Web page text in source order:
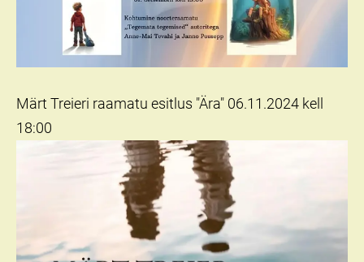
Märt Treieri raamatu esitlus "Ära" 06.11.2024 kell
18:00